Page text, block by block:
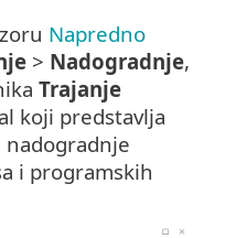
Napredno
> Nadogradnje,
Trajanje
koji predstavlja
i programskih